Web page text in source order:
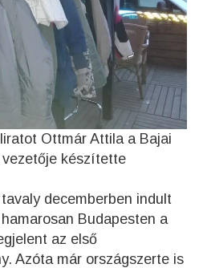
Ottmár Attila a Bajai
készítette
decemberben indult
Budapesten a
az első
Azóta már országszerte is